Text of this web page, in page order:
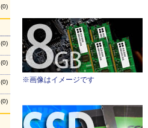
(0)
(0)
(0)
(0)
(0)
※画像はイメージです